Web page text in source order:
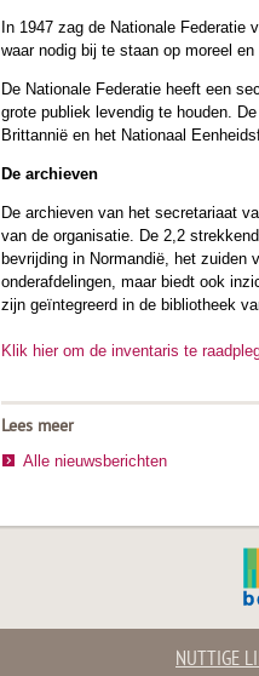
In 1947 zag de Nationale
waar nodig bij te staan op moreel
De Nationale Federatie heeft een
grote publiek levendig te houden.
Brittannië en het Nationaal
De archieven
De archieven van het secretariaat
van de organisatie. De 2,2
bevrijding in Normandië, het zuiden
onderafdelingen, maar biedt ook
zijn geïntegreerd in de bibliotheek
Klik hier om de inventaris te
Lees meer
Alle nieuwsberichten
NUTTIGE